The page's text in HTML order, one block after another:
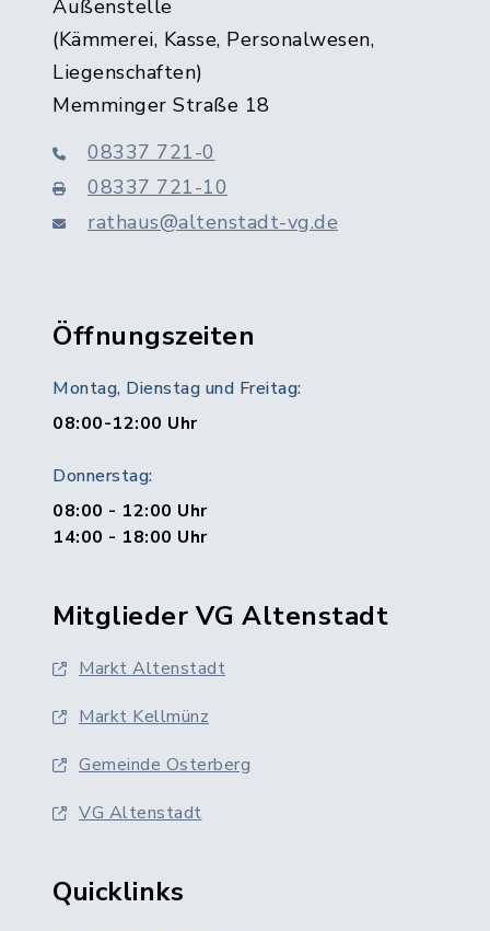
Außenstelle
(Kämmerei, Kasse, Personalwesen,
Liegenschaften)
Memminger Straße 18
08337 721-0
08337 721-10
rathaus@altenstadt-vg.de
Öffnungszeiten
Montag, Dienstag und Freitag:
08:00-12:00 Uhr
Donnerstag:
08:00 - 12:00 Uhr
14:00 - 18:00 Uhr
Mitglieder VG Altenstadt
Markt Altenstadt
Markt Kellmünz
Gemeinde Osterberg
VG Altenstadt
Quicklinks